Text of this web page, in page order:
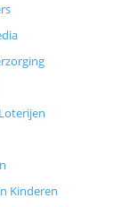
Kinderen